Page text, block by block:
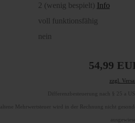
2 (wenig bespielt) Info
voll funktionsfähig
nein
54,99
zzgl.
Differenzbesteuerung nach § 25 a
Mehrwertsteuer wird in der Rechnung nicht